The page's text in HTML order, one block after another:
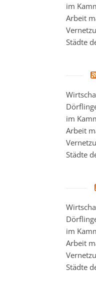
im
Arbeit
Städte
im
Arbeit
Städte
im
Arbeit
Städte